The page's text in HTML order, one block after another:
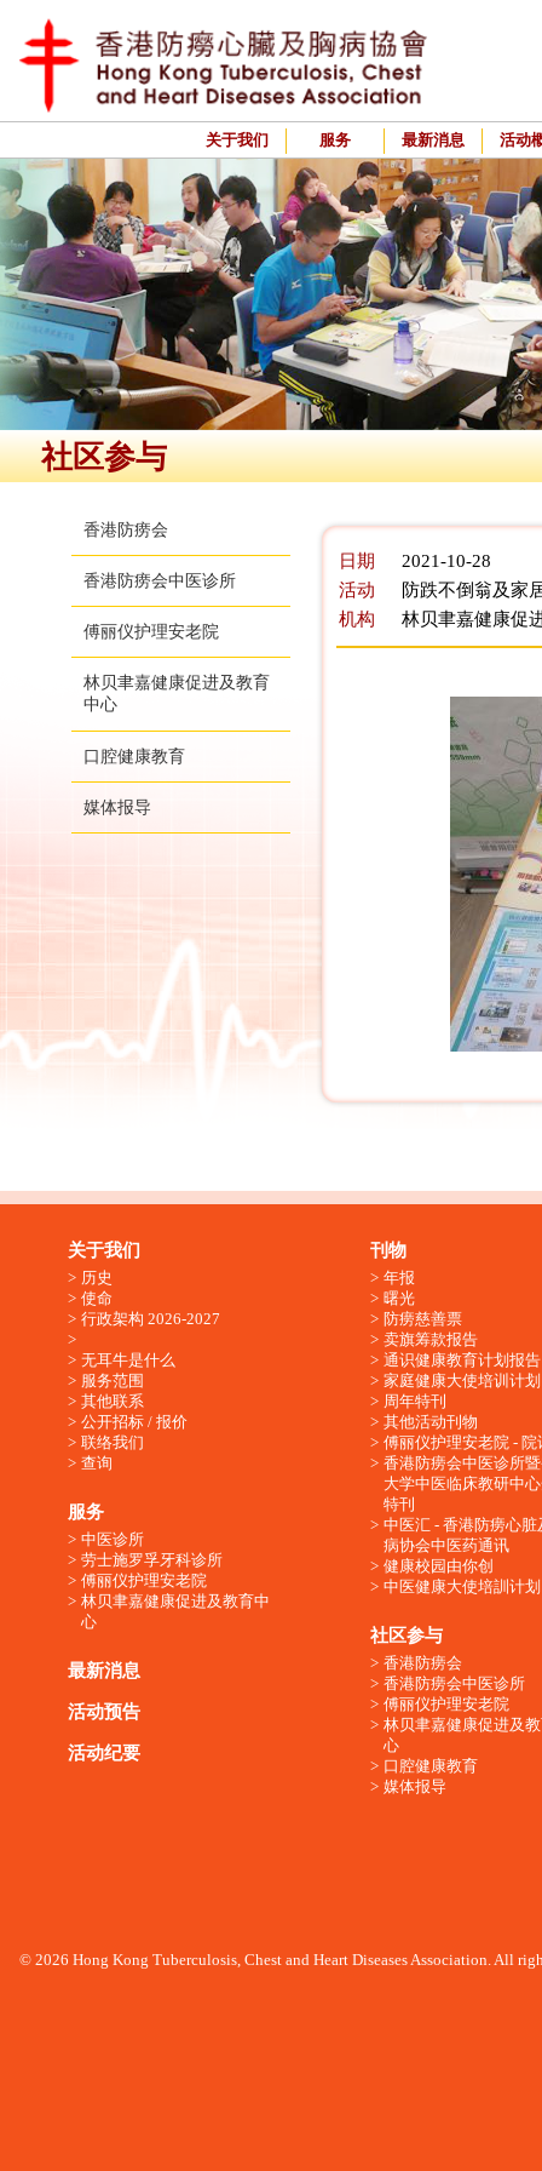
关于我们 服务 最新消息 活动
社区参与
香港防痨会
香港防痨会中医诊所
傅丽仪护理安老院
林贝聿嘉健康促进及教育
中心
口腔健康教育
媒体报导
日期
2021-10-28
活动
防跌不倒翁及家
机构
林贝聿嘉健康促
关于我们
历史
使命
行政架构 2026-2027
无耳牛是什么
服务范围
其他联系
公开招标 / 报价
联络我们
查询
服务
中医诊所
劳士施罗孚牙科诊所
傅丽仪护理安老院
林贝聿嘉健康促进及教育中
心
最新消息
活动预告
活动纪要
刊物
年报
曙光
防痨慈善票
卖旗筹款报告
通识健康教育计划报告
家庭健康大使培训计划
周年特刊
其他活动刊物
傅丽仪护理安老院 - 院
香港防痨会中医诊所
大学中医临床教研中
特刊
中医汇 - 香港防痨心脏
病协会中医药通讯
健康校园由你创
中医健康大使培訓计划
社区参与
香港防痨会
香港防痨会中医诊所
傅丽仪护理安老院
林贝聿嘉健康促进及
心
口腔健康教育
媒体报导
© 2026 Hong Kong Tuberculosis, Chest and Heart Diseases Association. All